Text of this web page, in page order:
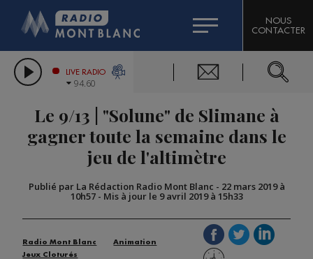
LES CHRONIQUES DE L'EXPERT
CITIZEN MACHINERY
GRAND MASSIF DOMAINES SKIABLES
BIGARD
COMPAGNIE DU MONT-BLANC
NOUS
CONTACTER
LIVE RADIO
94.60
Le 9/13 | "Solune" de Slimane à
gagner toute la semaine dans le
jeu de l'altimètre
Publié par La Rédaction Radio Mont Blanc - 22 mars 2019 à
10h57- Mis à jour le 9 avril 2019 à 15h33
Radio Mont Blanc
Animation
Jeux Cloturés